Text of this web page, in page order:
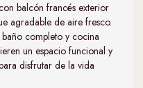
balcón francés exterior
agradable de aire fresco.
completo y cocina
un espacio funcional y
disfrutar de la vida